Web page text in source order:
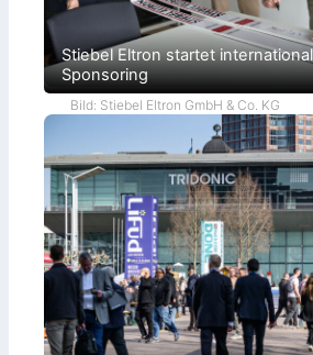
Stiebel Eltron startet
Sponsoring
Bild: Stiebel Eltron GmbH & Co. KG